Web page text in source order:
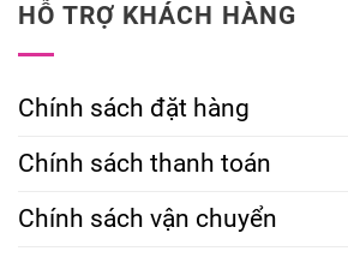
HỖ TRỢ KHÁCH HÀNG
Chính sách đặt hàng
Chính sách thanh toán
Chính sách vận chuyển